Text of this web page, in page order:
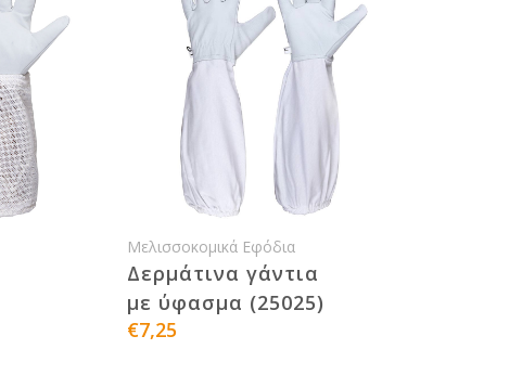
Μελισσοκομικά Εφόδια
Δερμάτινα γάντια
με ύφασμα (25025)
€7,25